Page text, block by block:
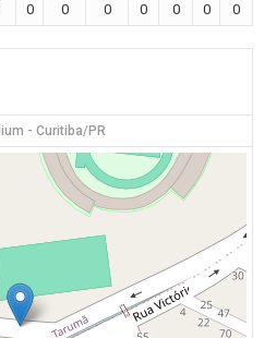
0 0 0 0 0 0 0
- Curitiba/PR